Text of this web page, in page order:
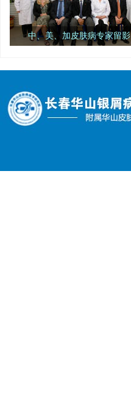
中、美、加皮肤病专家留影
院、长春华山医院留影